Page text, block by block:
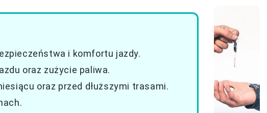
i komfortu jazdy.
oraz zużycie paliwa.
oraz przed dłuższymi trasami.